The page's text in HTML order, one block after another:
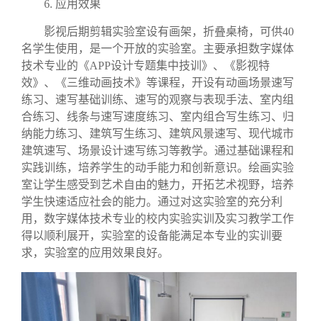
6. 应用效果
影视后期剪辑实验室设有画架，折叠桌椅，可供40
名学生使用，是一个开放的实验室。 主要承担数字媒体
技术专业的《APP设计专题集中技训》、《影视特
效》、《三维动画技术》等课程，开设有动画场景速写
练习、速写基础训练、速写的观察与表现手法、室内组
合练习、线条与速写速度练习、室内组合写生练习、归
纳能力练习、建筑写生练习、建筑风景速写、现代城市
建筑速写、场景设计速写练习等教学。通过基础课程和
实践训练，培养学生的动手能力和创新意识。绘画实验
室让学生感受到艺术自由的魅力，开拓艺术视野，培养
学生快速适应社会的能力。通过对这实验室的充分利
用， 数字媒体技术专业的校内实验实训及实习教学工作
得以顺利展开，实验室的设备能满足本专业的实训要
求，实验室的应用效果良好。